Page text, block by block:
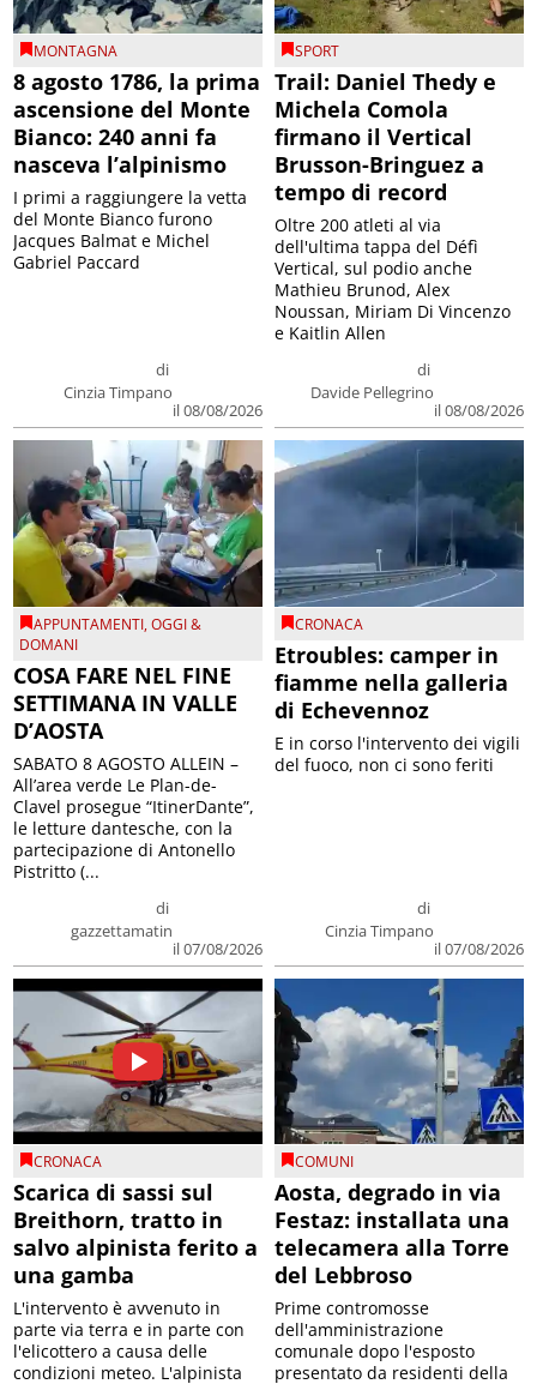
MONTAGNA
8 agosto 1786, la prima
ascensione del Monte
Bianco: 240 anni fa
nasceva l’alpinismo
di
Cinzia Timpano
il 08/08/2026
I primi a raggiungere la vetta
del Monte Bianco furono
Jacques Balmat e Michel
Gabriel Paccard
SPORT
Trail: Daniel Thedy e
Michela Comola
firmano il Vertical
Brusson-Bringuez a
tempo di record
di
Davide Pellegrino
il 08/08/2026
Oltre 200 atleti al via
dell'ultima tappa del Défì
Vertical, sul podio anche
Mathieu Brunod, Alex
Noussan, Miriam Di Vincenzo
e Kaitlin Allen
APPUNTAMENTI,OGGI &
DOMANI
COSA FARE NEL FINE
SETTIMANA IN VALLE
D’AOSTA
di
gazzettamatin
il 07/08/2026
SABATO 8 AGOSTO ALLEIN –
All’area verde Le Plan-de-
Clavel prosegue “ItinerDante”,
le letture dantesche, con la
partecipazione di Antonello
Pistritto (...
CRONACA
Etroubles: camper in
fiamme nella galleria
di Echevennoz
di
Cinzia Timpano
il 07/08/2026
E in corso l'intervento dei vigili
del fuoco, non ci sono feriti
CRONACA
Scarica di sassi sul
Breithorn, tratto in
salvo alpinista ferito a
una gamba
L'intervento è avvenuto in
parte via terra e in parte con
l'elicottero a causa delle
condizioni meteo. L'alpinista
COMUNI
Aosta, degrado in via
Festaz: installata una
telecamera alla Torre
del Lebbroso
Prime contromosse
dell'amministrazione
comunale dopo l'esposto
presentato da residenti della